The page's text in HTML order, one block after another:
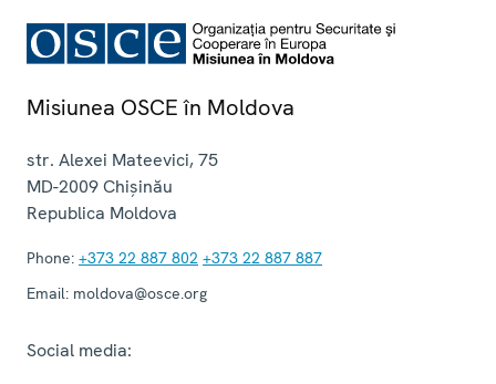
Misiunea OSCE în Moldova
str. Alexei Mateevici, 75
MD-2009Chișinău
Republica Moldova
Phone: +373 22 887 802 +373 22 887 887
Email: moldova@osce.org
Social media: